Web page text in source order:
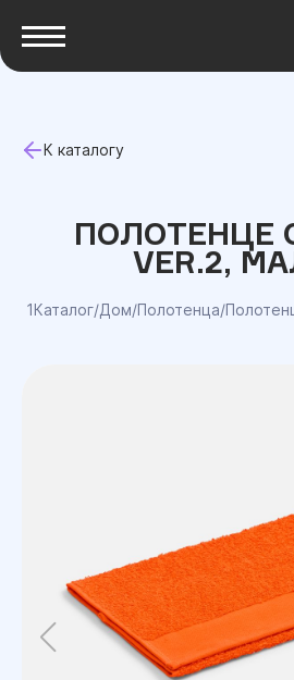
К каталогу
ПОЛОТЕНЦЕ
VER.2,
1Каталог/Дом/Полотенца/